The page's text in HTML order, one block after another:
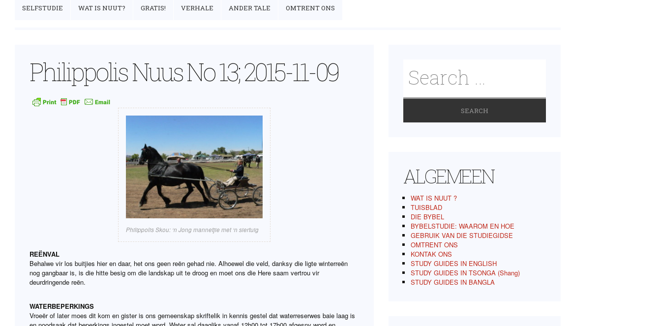
SELFSTUDIE WAT IS NUUT? GRATIS! VERHALE ANDER TALE OMTRENT ONS
Philippolis Nuus No 13; 2015-11-09
Philippolis Skou: ‘n Jong mannetjie met ‘n siertuig
REЁNVAL
Behalwe vir los buitjies hier en daar, het ons geen reën gehad nie. Alhoewel die veld, danksy die ligte winterreën
nog gangbaar is, is die hitte besig om die landskap uit te droog en moet ons die Here saam vertrou vir
deurdringende reën.
WATERBEPERKINGS
Vroeër of later moes dit kom en gister is ons gemeenskap skriftelik in kennis gestel dat waterreserwes baie laag is
ALGEMEEN
WAT IS NUUT ?
TUISBLAD
DIE BYBEL
BYBELSTUDIE: WAAROM EN HOE
GEBRUIK VAN DIE STUDIEGIDSE
OMTRENT ONS
KONTAK ONS
STUDY GUIDES IN ENGLISH
STUDY GUIDES IN TSONGA (Shang)
STUDY GUIDES IN BANGLA